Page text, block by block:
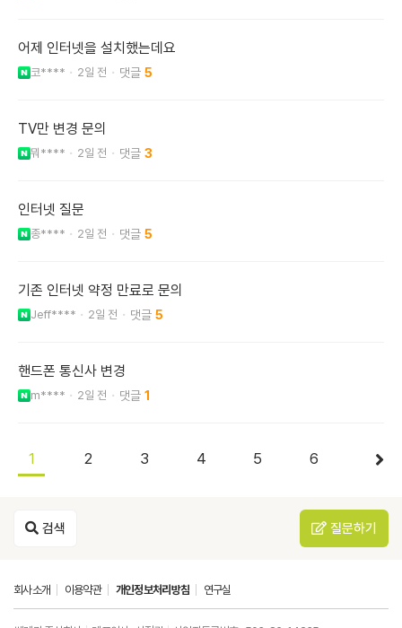
어제 인터넷을 설치했는데요
코**** 2일 전 5
TV만 변경 문의
뭐**** 2일 전 3
인터넷 질문
종**** 2일 전 5
기존 인터넷 약정 만료로 문의
Jeff**** 2일 전 5
핸드폰 통신사 변경
m**** 2일 전 1
1 2 3 4 5 6
검색 질문하기
회사소개 이용약관 개인정보처리방침 연구실